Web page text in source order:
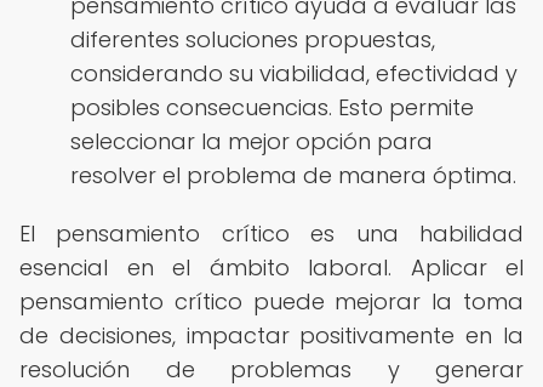
diferentes soluciones propuestas,
considerando su viabilidad, efectividad y
posibles consecuencias. Esto permite
seleccionar la mejor opción para
resolver el problema de manera óptima.
El pensamiento crítico es una habilidad
esencial en el ámbito laboral. Aplicar el
pensamiento crítico puede mejorar la toma
de decisiones, impactar positivamente en la
resolución de problemas y generar